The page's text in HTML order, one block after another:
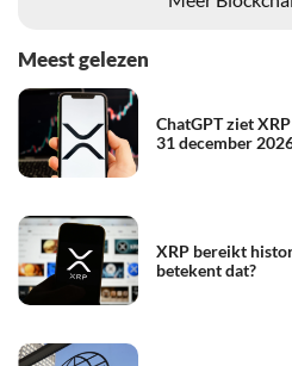
Meest gelezen
ChatGPT ziet
31 december
XRP bereikt
betekent dat?